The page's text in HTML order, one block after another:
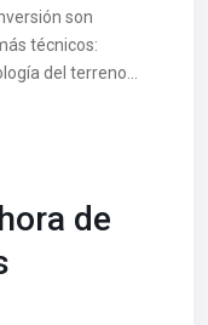
son
técnicos:
del terreno…
de